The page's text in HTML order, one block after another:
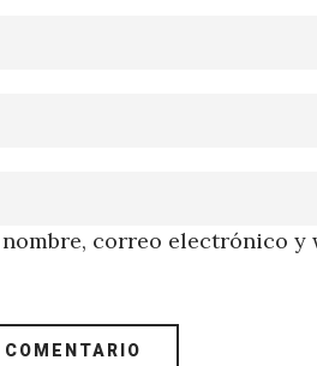
correo electrónico y